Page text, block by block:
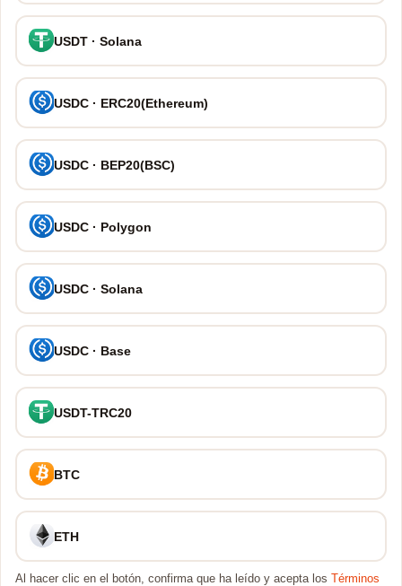
USDT · Solana
USDC · ERC20(Ethereum)
USDC · BEP20(BSC)
USDC · Polygon
USDC · Solana
USDC · Base
USDT-TRC20
BTC
ETH
Al hacer clic en el botón, confirma que ha leído y acepta los Términos